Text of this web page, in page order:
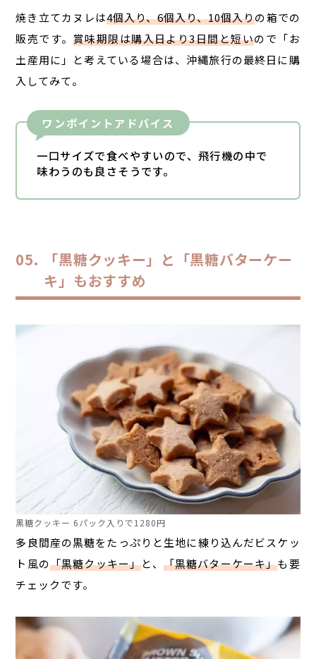
焼き立てカヌレは4個入り、6個入り、10個入りの箱での
販売です。 賞味期限は購入日より3日間と短いので「お
土産用に」と考えている場合は、沖縄旅行の最終日に購
入してみて。
ワンポイントアドバイス
一口サイズで食べやすいので、飛行機の中で
味わうのも良さそうです。
「黒糖クッキー」と「黒糖バターケー
キ」もおすすめ
黒糖クッキー 6パック入りで1280円
多良間産の黒糖をたっぷりと生地に練り込んだビスケッ
ト風の「黒糖クッキー」と、 「黒糖バターケーキ」も要
チェックです。